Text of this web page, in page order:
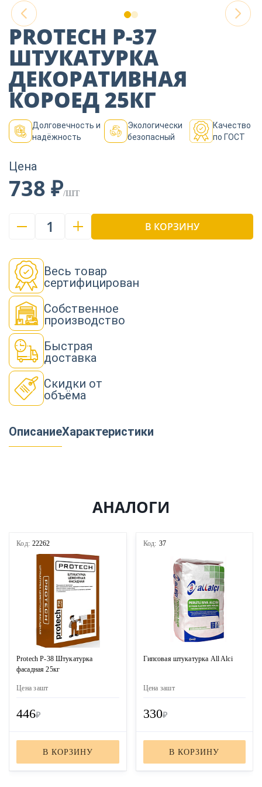
Декор
Изоляция
Инструменты
Продукция из
дерева
Строительство
PROTECH Р-37
ШТУКАТУРКА
ДЕКОРАТИВНАЯ
КОРОЕД 25КГ
Долговечность и
надёжность
Экологически
безопасный
Качество
по ГОСТ
Цена
738 ₽/ШТ
1 В КОРЗИНУ
Весь товар
сертифицирован
Собственное
производство
Быстрая
доставка
Скидки от
объёма
ОписаниеХарактеристики
АНАЛОГИ
Код: 22262
Protech Р-38 Штукатурка
фасадная 25кг
Цена зашт
446₽
В КОРЗИНУ
Код: 37
Гипсовая штукатурка All Alci
Цена зашт
330₽
В КОРЗИНУ